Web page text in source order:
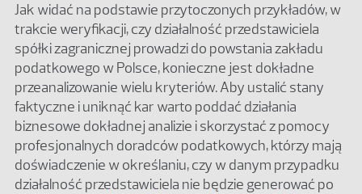
Jak widać na podstawie przytoczonych przykładów, w
trakcie weryfikacji, czy działalność przedstawiciela
spółki zagranicznej prowadzi do powstania zakładu
podatkowego w Polsce, konieczne jest dokładne
przeanalizowanie wielu kryteriów. Aby ustalić stany
faktyczne i uniknąć kar warto poddać działania
biznesowe dokładnej analizie i skorzystać z pomocy
profesjonalnych doradców podatkowych, którzy mają
doświadczenie w określaniu, czy w danym przypadku
działalność przedstawiciela nie będzie generować po